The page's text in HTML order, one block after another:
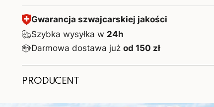
Gwarancja szwajcarskiej jakości
Szybka wysyłka w 24h
Darmowa dostawa jużod 150 zł
PRODUCENT
Wytwórca: